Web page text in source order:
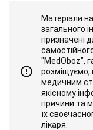
Матеріали
загального
призначені
"MedOboz",
розміщуємо,
медичним
якісному
причини та
їх
лікаря.